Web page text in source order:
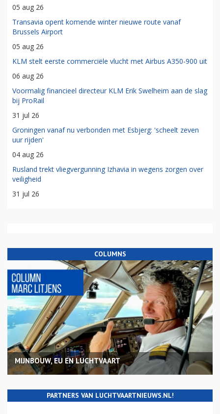
05 aug 26
Transavia opent komende winter nieuwe route vanaf
Brussels Airport
05 aug 26
KLM stelt eerste commerciële vlucht met Airbus A350-900 uit
06 aug 26
Voormalig financieel directeur KLM Erik Swelheim aan de slag
bij ProRail
31 jul 26
Groningen vanaf nu verbonden met Esbjerg: 'scheelt zeven
uur rijden'
04 aug 26
Rusland trekt vliegvergunning Izhavia in wegens zorgen over
veiligheid
31 jul 26
COLUMNS
MIJNBOUW, EU EN LUCHTVAART
PARTNERS VAN LUCHTVAARTNIEUWS.NL!